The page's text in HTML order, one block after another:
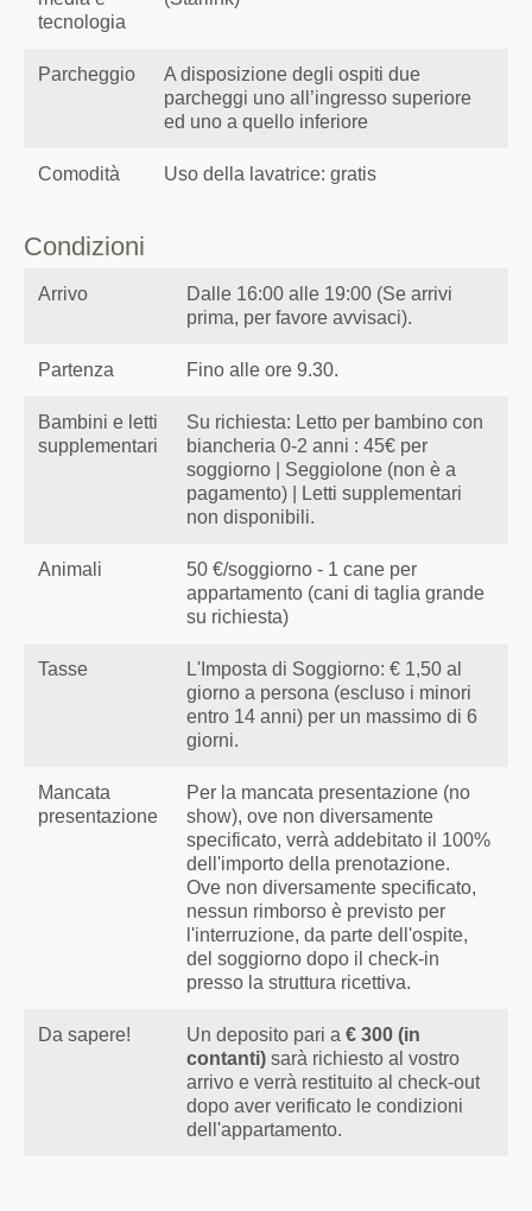
tecnologia
Parcheggio
A disposizione degli ospiti due
parcheggi uno all’ingresso superiore
ed uno a quello inferiore
Comodità Uso della lavatrice: gratis
Condizioni
Arrivo
Dalle 16:00 alle 19:00 (Se arrivi
prima, per favore avvisaci).
Partenza Fino alle ore 9.30.
Bambini e letti
supplementari
Su richiesta: Letto per bambino con
biancheria 0-2 anni : 45€ per
soggiorno | Seggiolone (non è a
pagamento) | Letti supplementari
non disponibili.
Animali
50 €/soggiorno - 1 cane per
appartamento (cani di taglia grande
su richiesta)
Tasse
L'Imposta di Soggiorno: € 1,50 al
giorno a persona (escluso i minori
entro 14 anni) per un massimo di 6
giorni.
Mancata
presentazione
Per la mancata presentazione (no
show), ove non diversamente
specificato, verrà addebitato il 100%
dell'importo della prenotazione.
Ove non diversamente specificato,
nessun rimborso è previsto per
l'interruzione, da parte dell'ospite,
del soggiorno dopo il check-in
presso la struttura ricettiva.
Da sapere! Un deposito pari a € 300 (in
contanti) sarà richiesto al vostro
arrivo e verrà restituito al check-out
dopo aver verificato le condizioni
dell'appartamento.